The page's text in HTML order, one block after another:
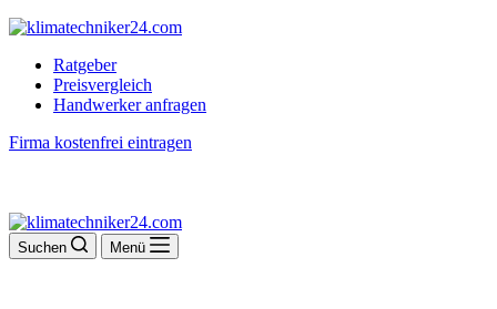
Ratgeber
Preisvergleich
Handwerker anfragen
Firma kostenfrei eintragen
Suchen Menü